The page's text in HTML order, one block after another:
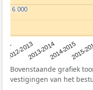
2012-20132013-20142014-20152015-
6.000
6.000
Bovenstaande grafiek
vestigingen van het